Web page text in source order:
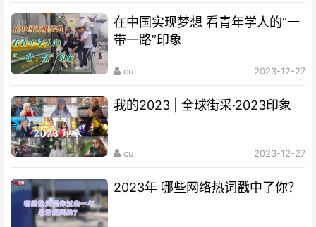
在中国实现梦想 看青年学人的“一
带一路”印象
cui 2023-12-27
我的2023 | 全球街采·2023印象
cui 2023-12-27
2023年 哪些网络热词戳中了你？